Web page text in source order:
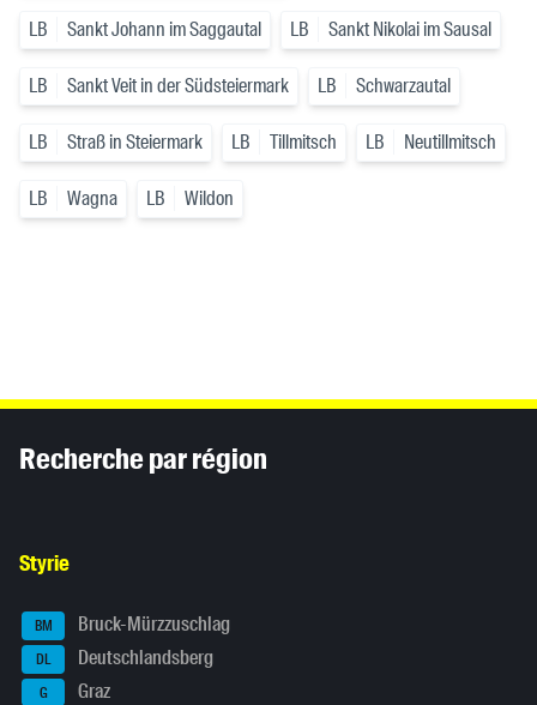
LB Sankt Johann im Saggautal LB Sankt Nikolai im Sausal
LB Sankt Veit in der Südsteiermark LB Schwarzautal
LB Straß in Steiermark LB Tillmitsch LB Neutillmitsch
LB Wagna LB Wildon
Recherche par région
Styrie
BM Bruck-Mürzzuschlag
DL Deutschlandsberg
G Graz